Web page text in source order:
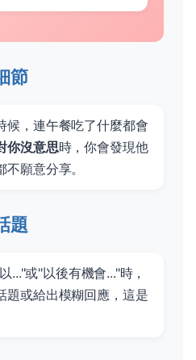
節
候，連午餐吃了什麼都會
你沒意思時，你會發現他
願意分享。
題
..."或"以後有機會..."時，
題或給出模糊回應，這是